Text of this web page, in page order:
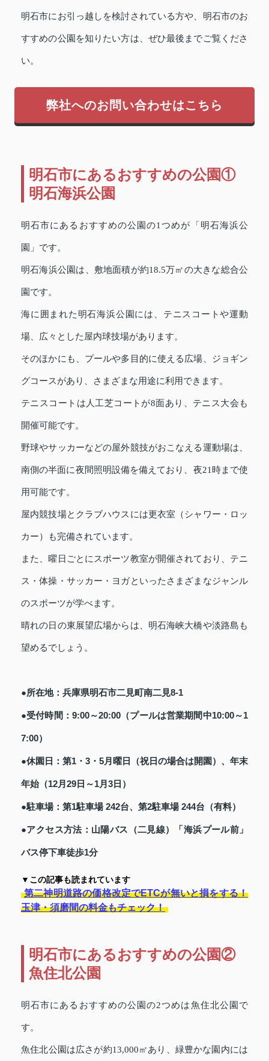
明石市にお引っ越しを検討されている方や、明石市のお
すすめの公園を知りたい方は、ぜひ最後までご覧くださ
い。
弊社へのお問い合わせはこちら
明石市にあるおすすめの公園①
明石海浜公園
明石市にあるおすすめの公園の1つめが「明石海浜公
園」です。
明石海浜公園は、敷地面積が約18.5万㎡の大きな総合公
園です。
海に囲まれた明石海浜公園には、テニスコートや運動
場、広々とした屋内球技場があります。
そのほかにも、プールや多目的に使える広場、ジョギン
グコースがあり、さまざまな用途に利用できます。
テニスコートは人工芝コートが8面あり、テニス大会も
開催可能です。
野球やサッカーなどの屋外競技がおこなえる運動場は、
南側の半面に夜間照明設備を備えており、夜21時まで使
用可能です。
屋内競技場とクラブハウスには更衣室（シャワー・ロッ
カー）も完備されています。
また、曜日ごとにスポーツ教室が開催されており、テニ
ス・体操・サッカー・ヨガといったさまざまなジャンル
のスポーツが学べます。
晴れの日の東展望広場からは、明石海峡大橋や淡路島も
望めるでしょう。
●所在地：兵庫県明石市二見町南二見8-1
●受付時間：9:00～20:00（プールは営業期間中10:00～1
7:00）
●休園日：第1・3・5月曜日（祝日の場合は開園）、年末
年始（12月29日～1月3日）
●駐車場：第1駐車場 242台、第2駐車場 244台（有料）
●アクセス方法：山陽バス（二見線）「海浜プール前」
バス停下車徒歩1分
▼この記事も読まれています
第二神明道路の価格改定でETCが無いと損をする！
玉津・須磨間の料金もチェック！
明石市にあるおすすめの公園②
魚住北公園
明石市にあるおすすめの公園の2つめは魚住北公園で
す。
魚住北公園は広さが約13,000㎡あり、緑豊かな園内には